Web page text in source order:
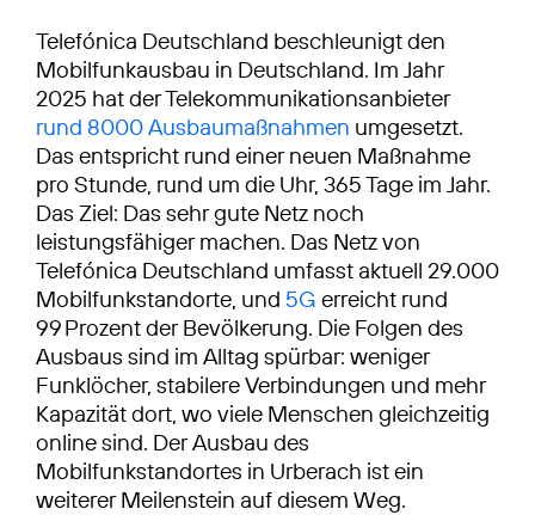
Telefónica Deutschland beschleunigt den
Mobilfunkausbau in Deutschland. Im Jahr
2025 hat der Telekommunikationsanbieter
rund 8000 Ausbaumaßnahmen umgesetzt.
Das entspricht rund einer neuen Maßnahme
pro Stunde, rund um die Uhr, 365 Tage im Jahr.
Das Ziel: Das sehr gute Netz noch
leistungsfähiger machen. Das Netz von
Telefónica Deutschland umfasst aktuell 29.000
Mobilfunkstandorte, und 5G erreicht rund
99 Prozent der Bevölkerung. Die Folgen des
Ausbaus sind im Alltag spürbar: weniger
Funklöcher, stabilere Verbindungen und mehr
Kapazität dort, wo viele Menschen gleichzeitig
online sind. Der Ausbau des
Mobilfunkstandortes in Urberach ist ein
weiterer Meilenstein auf diesem Weg.